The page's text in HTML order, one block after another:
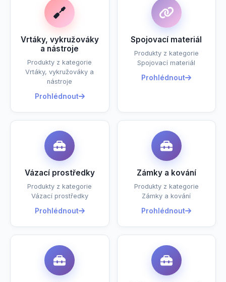
Vrtáky, vykružováky
a nástroje
Produkty z kategorie
Vrtáky, vykružováky a
nástroje
Prohlédnout
Spojovací materiál
Produkty z kategorie
Spojovací materiál
Prohlédnout
Vázací prostředky
Produkty z kategorie
Vázací prostředky
Prohlédnout
Zámky a kování
Produkty z kategorie
Zámky a kování
Prohlédnout